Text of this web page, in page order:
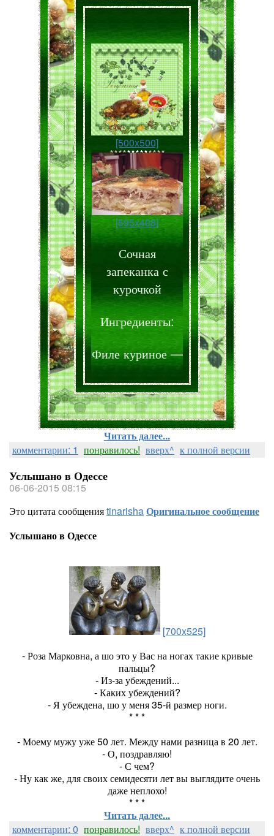
[500x500]
[595x408]
Сочная
запеканка с
курочкой
Ингредиенты:
Филе куриное —
Читать далее...
комментарии: 1 понравилось! вверх^ к полной версии
Услышано в Одессе
06-06-2015 08:15
Это цитата сообщенияtinarishaОригинальное сообщение
Услышано в Одессе
[700x525]
- Роза Марковна, а шо это у Вас на ногах такие кривые
пальцы?
- Из-за убеждений...
- Каких убеждений?
- Я убеждена, шо у меня 35-й размер ноги.
* * *
- Моему мужу уже 50 лет. Между нами разница в 20 лет.
- О, поздравляю!
- С чем?
- Ну как же, для своих семидесяти лет вы выглядите очень
даже неплохо!
* * *
Читать далее...
комментарии: 0 понравилось! вверх^ к полной версии